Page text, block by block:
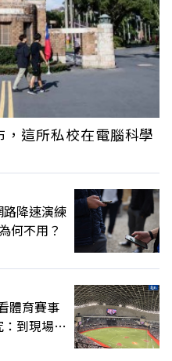
這所私校在電腦科學
降速演練
何不用？
體育賽事
到現場效